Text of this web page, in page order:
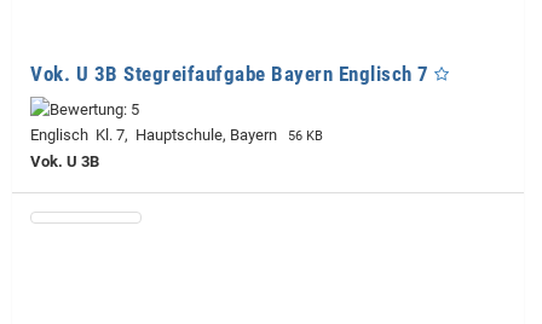
Vok. U 3B Stegreifaufgabe Bayern Englisch 7
Englisch Kl. 7, Hauptschule, Bayern 56 KB
Vok. U 3B